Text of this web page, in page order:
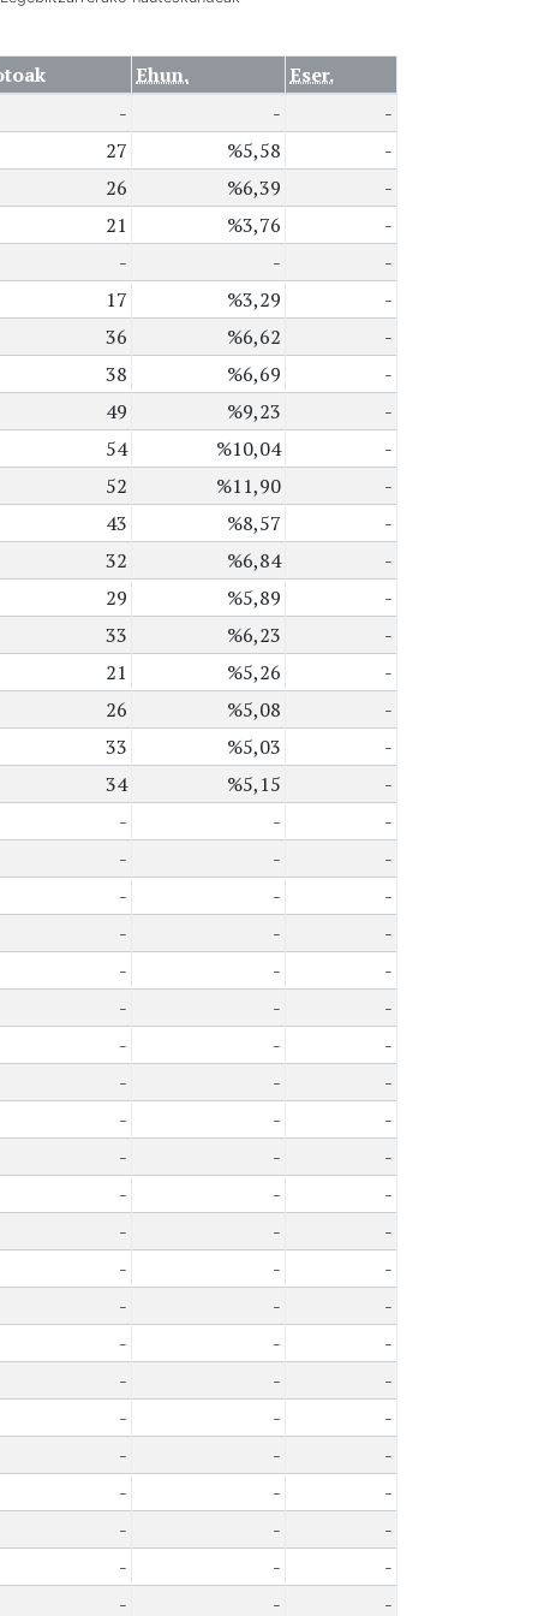
Ehun.
Eser.
- -
-
27 %5,58
-
26 %6,39
-
21 %3,76
-
- -
-
17 %3,29
-
36 %6,62
-
38 %6,69
-
49 %9,23
-
54 %10,04
-
52 %11,90
-
43 %8,57
-
32 %6,84
-
29 %5,89
-
33 %6,23
-
21 %5,26
-
26 %5,08
-
33 %5,03
-
34 %5,15
-
- -
-
- -
-
- -
-
- -
-
- -
-
- -
-
- -
-
- -
-
- -
-
- -
-
- -
-
- -
-
- -
-
- -
-
- -
-
- -
-
- -
-
- -
-
- -
-
- -
-
- -
-
- -
-